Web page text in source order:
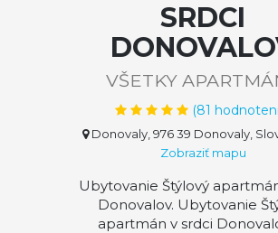
SRDCI
VŠETKY
(81
Donovaly, 976 39 Donovaly,
Zobraziť mapu
Ubytovanie Štýlový
Donovalov. Ubytovanie
apartmán v srdci